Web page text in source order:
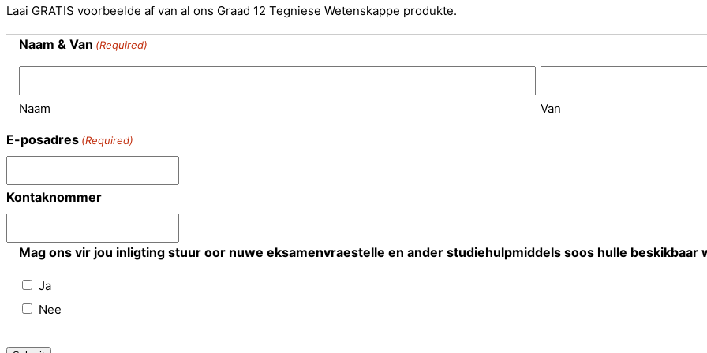
Laai GRATIS voorbeelde af van al ons Graad 12 Tegniese Wetenskappe produkte.
Naam & Van (Required)
Naam Van
E-posadres (Required)
Kontaknommer
Mag ons vir jou inligting stuur oor nuwe eksamenvraestelle en ander studiehulpmiddels soos hulle beskikbaar
Ja
Nee